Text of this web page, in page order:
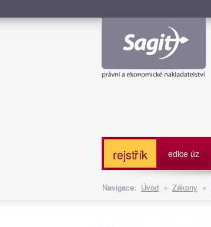
rejstřík edice úz
Navigace: Úvod » Zákony »